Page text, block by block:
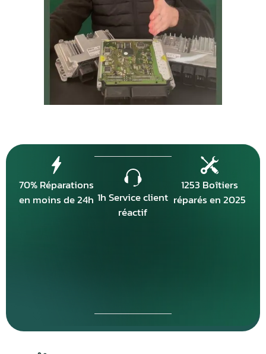
70% Réparations
en moins de 24h 1h Service client
réactif
1253 Boîtiers
réparés en 2025